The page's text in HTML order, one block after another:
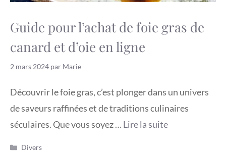
Guide pour l’achat de foie gras de
canard et d’oie en ligne
2 mars 2024 par Marie
Découvrir le foie gras, c’est plonger dans un univers
de saveurs raffinées et de traditions culinaires
séculaires. Que vous soyez …Lire la suite
Catégories
Divers